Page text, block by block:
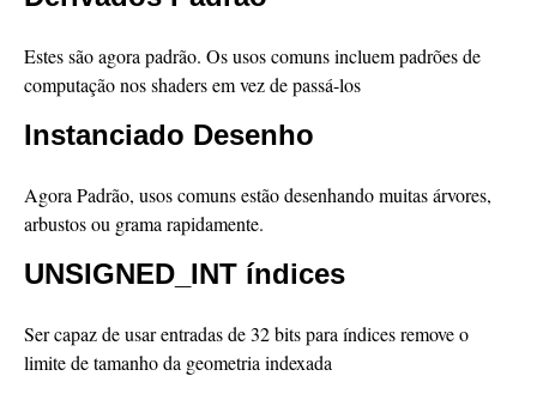
Estes são agora padrão. Os usos comuns incluem padrões de
computação nos shaders em vez de passá-los
Instanciado Desenho
Agora Padrão, usos comuns estão desenhando muitas árvores,
arbustos ou grama rapidamente.
UNSIGNED_INT índices
Ser capaz de usar entradas de 32 bits para índices remove o
limite de tamanho da geometria indexada